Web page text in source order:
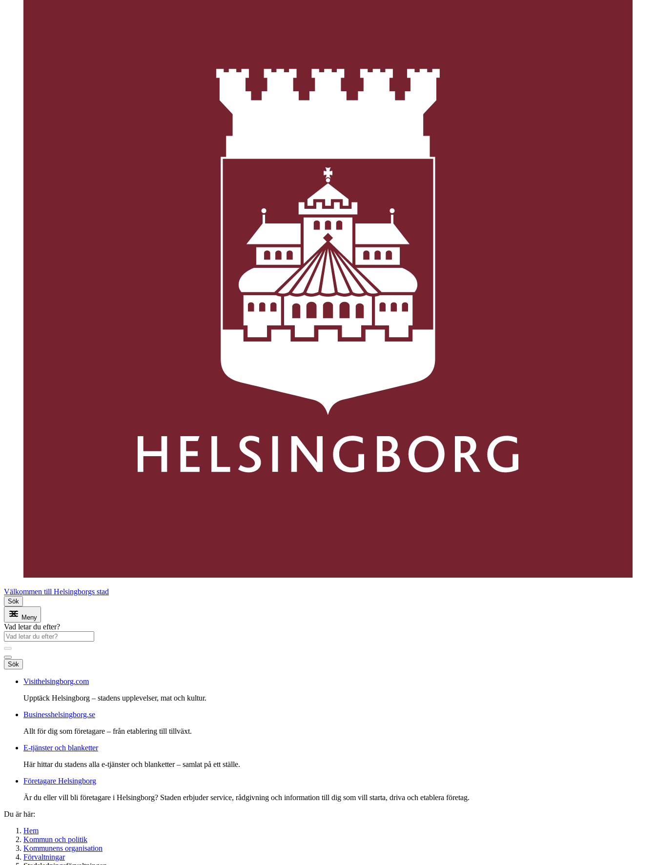
Välkommen till Helsingborgs stad
Sök
Meny
Vad letar du efter?
Sök
Visithelsingborg.com
Upptäck Helsingborg – stadens upplevelser, mat och kultur.
Businesshelsingborg.se
Allt för dig som företagare – från etablering till tillväxt.
E-tjänster och blanketter
Här hittar du stadens alla e-tjänster och blanketter – samlat på ett ställe.
Företagare Helsingborg
Är du eller vill bli företagare i Helsingborg? Staden erbjuder service, rådgivning och information till dig som vill starta, driva och etablera företag.
Du är här:
Hem
Kommun och politik
Kommunens organisation
Förvaltningar